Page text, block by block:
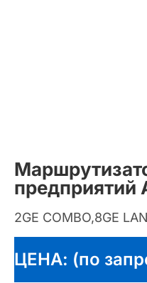
предприятий
2GE COMBO,8GE
ЦЕНА: (по